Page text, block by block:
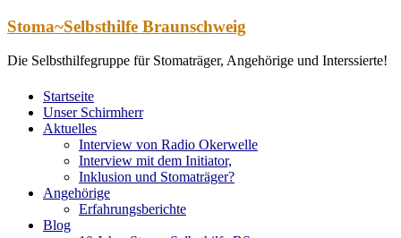
Zum
springen
Stoma~Selbsthilfe Braunschweig
Die Selbsthilfegruppe für Stomaträger, Angehörige und Interssierte!
Startseite
Unser Schirmherr
Aktuelles
Interview von Radio Okerwelle
Interview mit dem Initiator,
Inklusion und Stomaträger?
Angehörige
Erfahrungsberichte
Blog